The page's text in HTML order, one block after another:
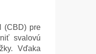
(CBD) pre
svalovú
Vďaka